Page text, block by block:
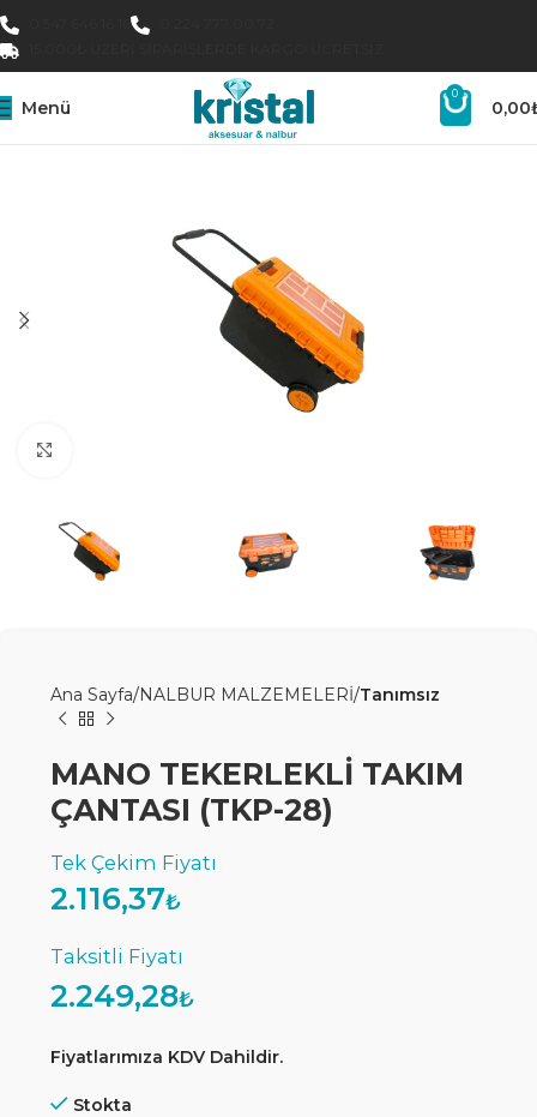
Menü
0
0,00
Ana Sayfa NALBUR MALZEMELERİ Tanımsız
MANO TEKERLEKLİ TAKIM
ÇANTASI (TKP-28)
2.116,37₺
2.249,28₺
Fiyatlarımıza KDV Dahildir.
Stokta